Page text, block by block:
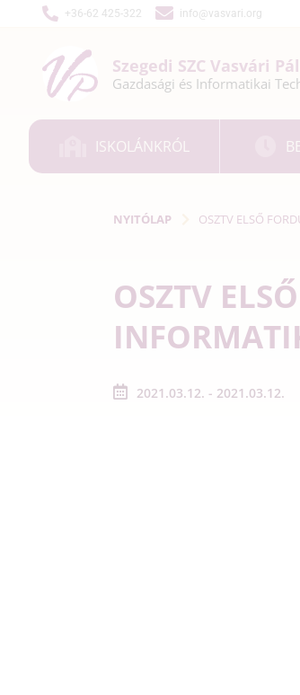
+36-62 425-322 info@vasvari.org
Szegedi SZC Vasvári Pál
Gazdasági és Informatikai
ISKOLÁNKRÓL
NYITÓLAP OSZTV ELSŐ
OSZTV
2021.03.12. - 2021.03.12.